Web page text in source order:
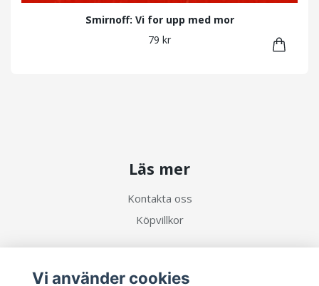
Smirnoff: Vi for upp med mor
79 kr
Läs mer
Kontakta oss
Köpvillkor
Sociala medier
Vi använder cookies